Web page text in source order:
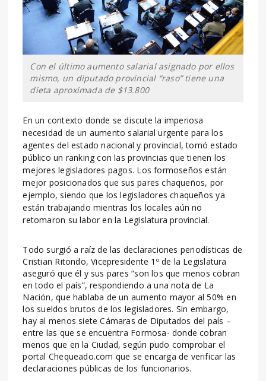
Con el último aumento salarial asignado por ellos
mismo, un diputado provincial “raso” tiene una
dieta aproximada de $13.800
En un contexto donde se discute la imperiosa
necesidad de un aumento salarial urgente para los
agentes del estado nacional y provincial, tomó estado
público un ranking con las provincias que tienen los
mejores legisladores pagos. Los formoseños están
mejor posicionados que sus pares chaqueños, por
ejemplo, siendo que los legisladores chaqueños ya
están trabajando mientras los locales aún no
retomaron su labor en la Legislatura provincial.
Todo surgió a raíz de las declaraciones periodísticas de
Cristian Ritondo, Vicepresidente 1º de la Legislatura
aseguró que él y sus pares “son los que menos cobran
en todo el país”, respondiendo a una nota de La
Nación, que hablaba de un aumento mayor al 50% en
los sueldos brutos de los legisladores. Sin embargo,
hay al menos siete Cámaras de Diputados del país –
entre las que se encuentra Formosa- donde cobran
menos que en la Ciudad, según pudo comprobar el
portal Chequeado.com que se encarga de verificar las
declaraciones públicas de los funcionarios.